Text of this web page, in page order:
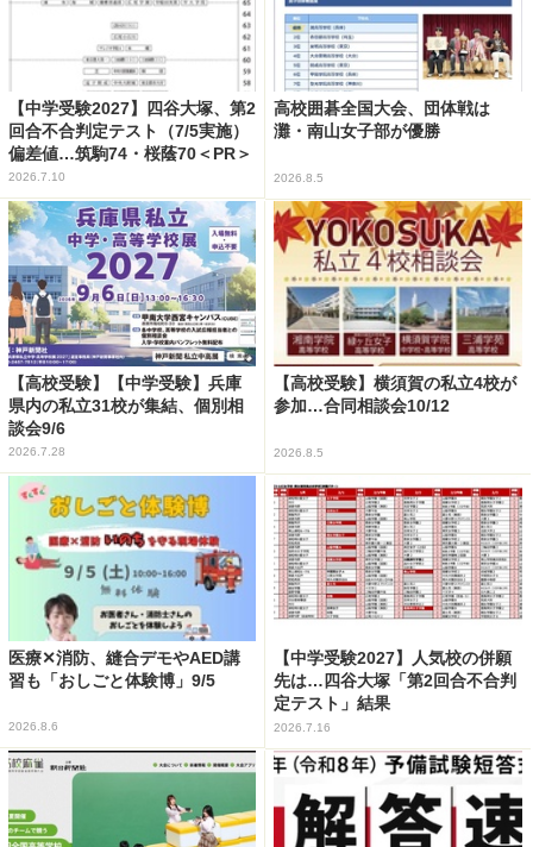
【中学受験2027】四谷大塚、第2
回合不合判定テスト（7/5実施）
偏差値…筑駒74・桜蔭70＜PR＞
2026.7.10
高校囲碁全国大会、団体戦は
灘・南山女子部が優勝
2026.8.5
【高校受験】【中学受験】兵庫
県内の私立31校が集結、個別相
談会9/6
2026.7.28
【高校受験】横須賀の私立4校が
参加…合同相談会10/12
2026.8.5
医療✕消防、縫合デモやAED講
習も「おしごと体験博」9/5
2026.8.6
【中学受験2027】人気校の併願
先は…四谷大塚「第2回合不合判
定テスト」結果
2026.7.16